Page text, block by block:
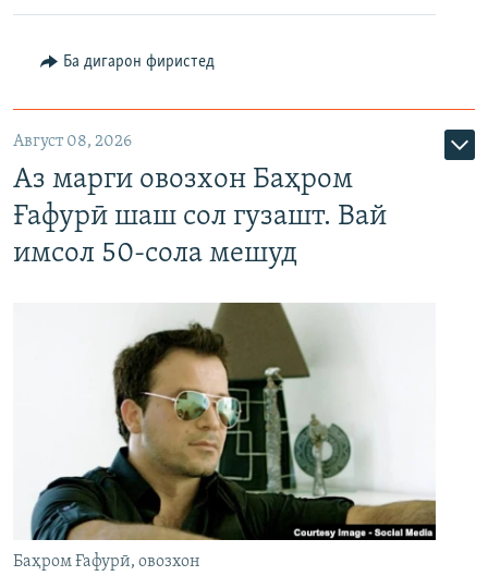
Ба дигарон фиристед
Август 08, 2026
Аз марги овозхон Баҳром
Ғафурӣ шаш сол гузашт. Вай
имсол 50-сола мешуд
Баҳром Ғафурӣ, овозхон